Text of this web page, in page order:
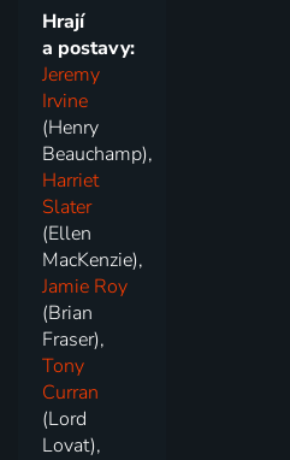
Hrají
a postavy:
Jeremy
Irvine
(Henry
Beauchamp),
Harriet
Slater
(Ellen
MacKenzie),
Jamie Roy
(Brian
Fraser),
Tony
Curran
(Lord
Lovat),